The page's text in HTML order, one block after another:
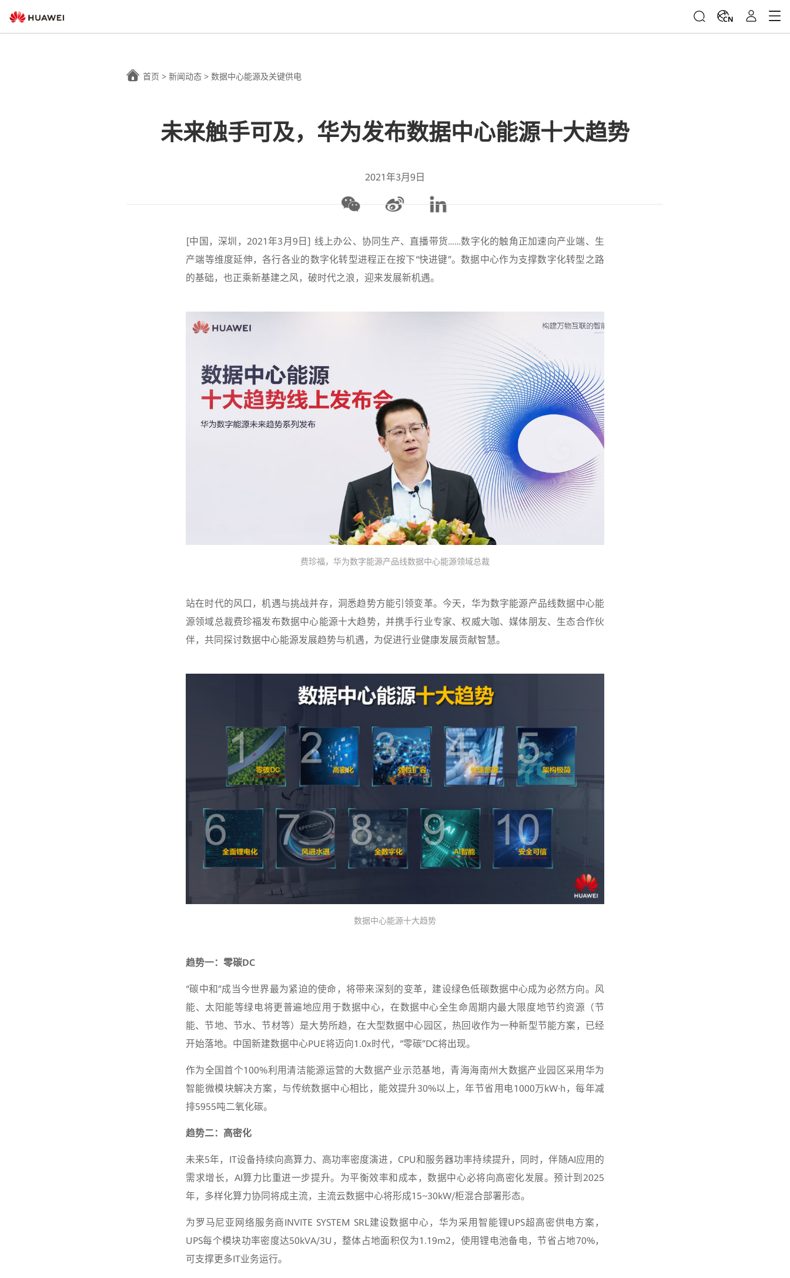
CN
首页 >新闻动态 >数据中心能源及关键供电
未来触手可及，华为发布数据中心能源十大趋势
2021年3月9日
[中国，深圳，2021年3月9日] 线上办公、协同生产、直播带货……数字化的触角正加速向产业端、生
产端等维度延伸，各行各业的数字化转型进程正在按下“快进键”。数据中心作为支撑数字化转型之路
的基础，也正乘新基建之风，破时代之浪，迎来发展新机遇。
费珍福，华为数字能源产品线数据中心能源领域总裁
站在时代的风口，机遇与挑战并存，洞悉趋势方能引领变革。今天，华为数字能源产品线数据中心能
源领域总裁费珍福发布数据中心能源十大趋势，并携手行业专家、权威大咖、媒体朋友、生态合作伙
伴，共同探讨数据中心能源发展趋势与机遇，为促进行业健康发展贡献智慧。
数据中心能源十大趋势
趋势一：零碳DC
“碳中和”成当今世界最为紧迫的使命，将带来深刻的变革，建设绿色低碳数据中心成为必然方向。风
能、太阳能等绿电将更普遍地应用于数据中心，在数据中心全生命周期内最大限度地节约资源（节
能、节地、节水、节材等）是大势所趋，在大型数据中心园区，热回收作为一种新型节能方案，已经
开始落地。中国新建数据中心PUE将迈向1.0x时代，“零碳”DC将出现。
作为全国首个100%利用清洁能源运营的大数据产业示范基地，青海海南州大数据产业园区采用华为
智能微模块解决方案，与传统数据中心相比，能效提升30%以上，年节省用电1000万kW·h，每年减
排5955吨二氧化碳。
趋势二：高密化
未来5年，IT设备持续向高算力、高功率密度演进，CPU和服务器功率持续提升，同时，伴随AI应用的
需求增长，AI算力比重进一步提升。为平衡效率和成本，数据中心必将向高密化发展。预计到2025
年，多样化算力协同将成主流，主流云数据中心将形成15~30kW/柜混合部署形态。
为罗马尼亚网络服务商INVITE SYSTEM SRL建设数据中心，华为采用智能锂UPS超高密供电方案，
UPS每个模块功率密度达50kVA/3U，整体占地面积仅为1.19m2，使用锂电池备电，节省占地70%，
可支撑更多IT业务运行。